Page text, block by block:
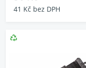
41 Kč bez DPH